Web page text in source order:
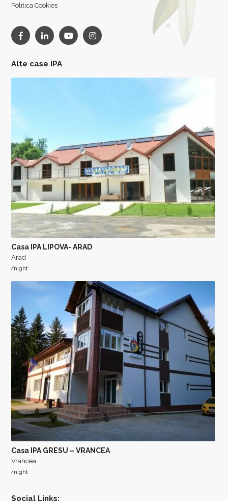
Politica Cookies
Alte case IPA
Casa IPA LIPOVA- ARAD
Arad
/night
Casa IPA GRESU – VRANCEA
Vrancea
/night
Social Links: